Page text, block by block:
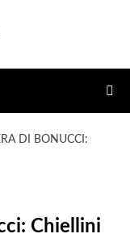
DI BONUCCI:
Chiellini